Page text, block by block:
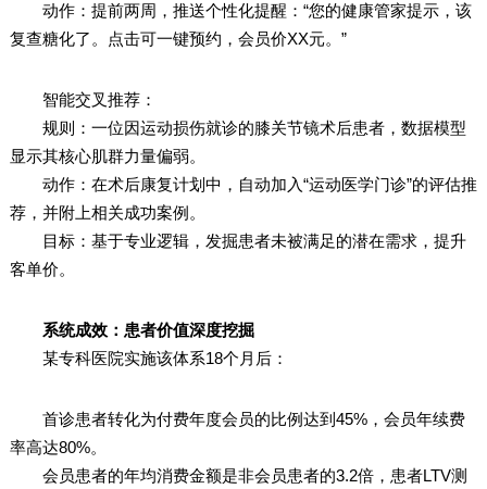
动作：提前两周，推送个性化提醒：“您的健康管家提示，该
复查糖化了。点击可一键预约，会员价XX元。”
智能交叉推荐：
规则：一位因运动损伤就诊的膝关节镜术后患者，数据模型
显示其核心肌群力量偏弱。
动作：在术后康复计划中，自动加入“运动医学门诊”的评估推
荐，并附上相关成功案例。
目标：基于专业逻辑，发掘患者未被满足的潜在需求，提升
客单价。
系统成效：患者价值深度挖掘
某专科医院实施该体系18个月后：
首诊患者转化为付费年度会员的比例达到45%，会员年续费
率高达80%。
会员患者的年均消费金额是非会员患者的3.2倍，患者LTV测